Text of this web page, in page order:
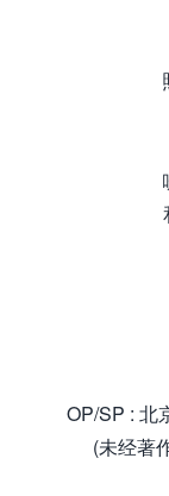
OP/SP : 北
(未经著